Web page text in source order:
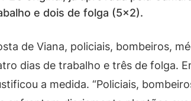
e dois de folga (5×2).
de Viana, policiais, bombeiros,
dias de trabalho e três de folga.
a medida. “Policiais,